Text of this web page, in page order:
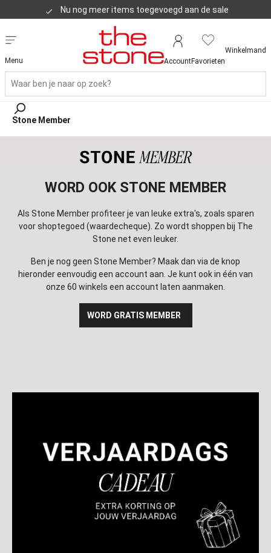
Nu nog meer items toegevoegd aan de sale
Klanten geven ons een 8,8
Menu AccountFavorieten
Winkelmand
Stone Member
WORD OOK STONE MEMBER
Als Stone Member profiteer je van leuke extra's, zoals sparen
voor shoptegoed (waardecheque). Zo wordt shoppen bij The
Stone net even leuker.
Ben je nog geen Stone Member? Maak dan via de knop
hieronder eenvoudig een account aan. Je kunt ook in één van
onze 60 winkels een account laten aanmaken.
WORD GRATIS MEMBER